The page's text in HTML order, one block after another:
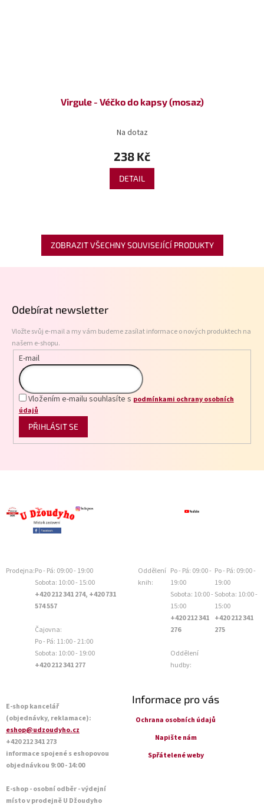
Virgule - Véčko do kapsy (mosaz)
Na dotaz
238 Kč
DETAIL
ZOBRAZIT VŠECHNY SOUVISEJÍCÍ PRODUKTY
Odebírat newsletter
Vložte svůj e-mail a my vám budeme zasílat informace o nových produktech na
našem e-shopu.
E-mail
Vložením e-mailu souhlasíte s podmínkami ochrany osobních
údajů
PŘIHLÁSIT SE
Prodejna:Po - Pá: 09:00 - 19:00
Sobota: 10:00 - 15:00
+420 212 341 274, +420 731
574 557
Čajovna:
Po - Pá: 11:00 - 21:00
Sobota: 10:00 - 19:00
+420 212 341 277
Oddělení
knih:
Po - Pá: 09:00 -
19:00
Sobota: 10:00 -
15:00
+420 212 341
276
Oddělení
hudby:
Po - Pá: 09:00 -
19:00
Sobota: 10:00 -
15:00
+420 212 341
275
E-shop kancelář
(objednávky, reklamace):
eshop@udzoudyho.cz
+420 212 341 273
informace spojené s eshopovou
objednávkou 9:00 - 14:00
E-shop - osobní odběr - výdejní
místo v prodejně U Džoudyho
Informace pro vás
Ochrana osobních údajů
Napište nám
Spřátelené weby